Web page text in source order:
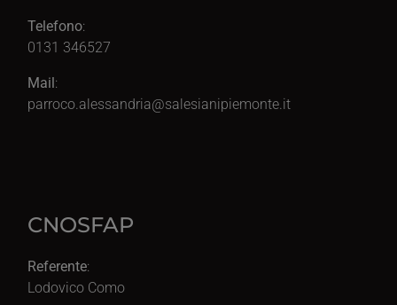
Telefono:
0131 346527
Mail:
parroco.alessandria@salesianipiemonte.it
CNOSFAP
Referente:
Lodovico Como